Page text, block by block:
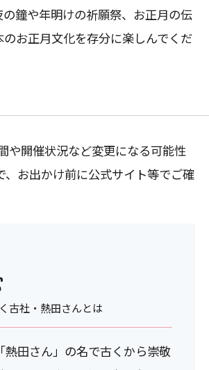
鐘や年明けの祈願祭、お正月の伝
お正月文化を存分に楽しんでくだ
や開催状況など変更になる可能性
、お出かけ前に公式サイト等でご確
古社・熱田さんとは
熱田さん」の名で古くから崇敬